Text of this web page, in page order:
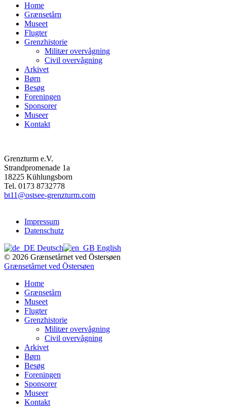
Home
Grænsetårn
Museet
Flugter
Grenzhistorie
Militær overvågning
Civil overvågning
Arkivet
Børn
Besøg
Foreningen
Sponsorer
Museer
Kontakt
Grenzturm e.V.
Strandpromenade 1a
18225 Kühlungsborn
Tel. 0173 8732778
bt11@ostsee-grenzturm.com
Impressum
Datenschutz
Deutsch
English
© 2026 Grænsetårnet ved Östersøen
Grænsetårnet ved Östersøen
Home
Grænsetårn
Museet
Flugter
Grenzhistorie
Militær overvågning
Civil overvågning
Arkivet
Børn
Besøg
Foreningen
Sponsorer
Museer
Kontakt